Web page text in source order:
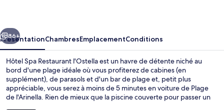
Suivant
86+
PrésentationChambresEmplacementConditions
Hôtel Spa Restaurant l'Ostella est un havre de détente niché au
bord d'une plage idéale où vous profiterez de cabines (en
supplément), de parasols et d'un bar de plage et, petit plus
appréciable, vous serez à moins de 5 minutes en voiture de Plage
de l'Arinella. Rien de mieux que la piscine couverte pour passer un